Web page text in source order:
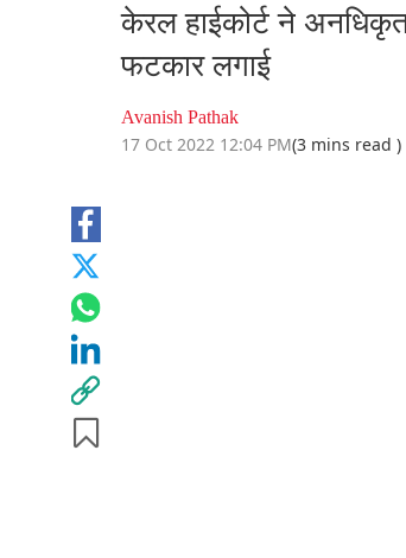
केरल हाईकोर्ट ने
फटकार लगाई
Avanish Pathak
17 Oct 2022 12:04 PM(3 mins read )